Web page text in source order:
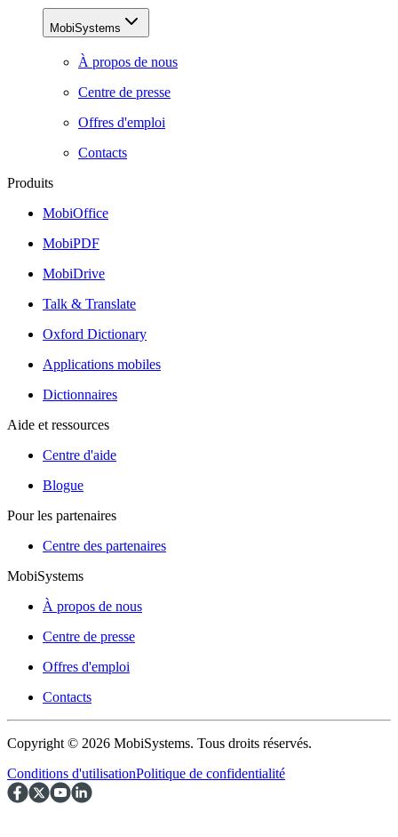
MobiSystems
À propos de nous
Centre de presse
Offres d'emploi
Contacts
Produits
MobiOffice
MobiPDF
MobiDrive
Talk & Translate
Oxford Dictionary
Applications mobiles
Dictionnaires
Aide et ressources
Centre d'aide
Blogue
Pour les partenaires
Centre des partenaires
MobiSystems
À propos de nous
Centre de presse
Offres d'emploi
Contacts
Copyright © 2026 MobiSystems. Tous droits réservés.
Conditions d'utilisationPolitique de confidentialité